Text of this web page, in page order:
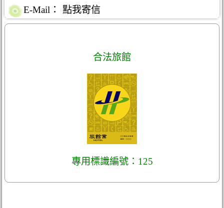
E-Mail： 點我寄信
合法旅館
專用標識編號：125